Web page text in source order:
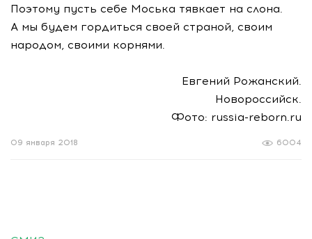
Поэтому пусть себе Моська тявкает на слона.
А мы будем гордиться своей страной, своим
народом, своими корнями.
Евгений Рожанский.
Новороссийск.
Фото: russia-reborn.ru
6004
09 января 2018